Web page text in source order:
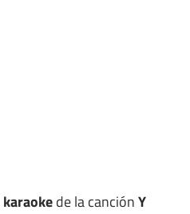
karaokede la canciónY